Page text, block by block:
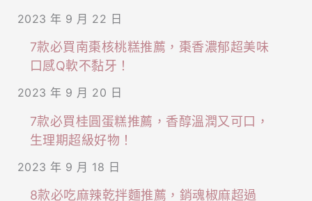
過！
2023 年 9 月 22 日
7款必買南棗核桃糕推薦，棗香濃郁超美味
口感Q軟不黏牙！
2023 年 9 月 20 日
7款必買桂圓蛋糕推薦，香醇溫潤又可口，
生理期超級好物！
2023 年 9 月 18 日
8款必吃麻辣乾拌麵推薦，銷魂椒麻超過